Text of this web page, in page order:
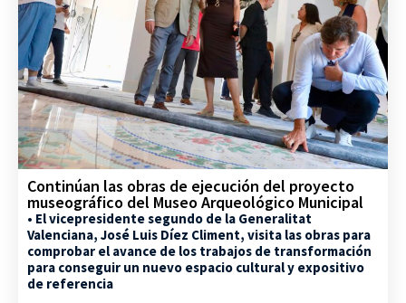
Continúan las obras de ejecución del proyecto
museográfico del Museo Arqueológico Municipal
• El vicepresidente segundo de la Generalitat
Valenciana, José Luis Díez Climent, visita las obras para
comprobar el avance de los trabajos de transformación
para conseguir un nuevo espacio cultural y expositivo
de referencia